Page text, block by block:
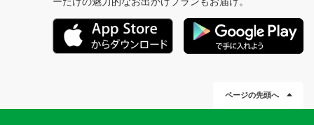
ページの先頭へ